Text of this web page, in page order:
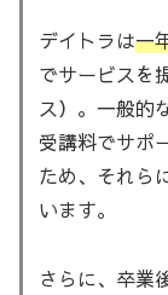
デイトラは一
でサービスを
ス）。一般的
受講料でサポ
ため、それら
います。
さらに、卒業